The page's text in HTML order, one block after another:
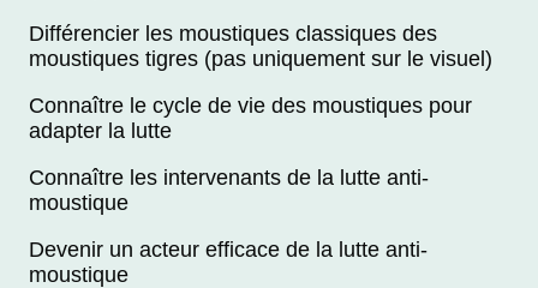
Différencier les moustiques classiques des
moustiques tigres (pas uniquement sur le visuel)
Connaître le cycle de vie des moustiques pour
adapter la lutte
Connaître les intervenants de la lutte anti-
moustique
Devenir un acteur efficace de la lutte anti-
moustique